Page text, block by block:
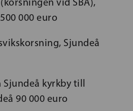
000 euro
Sjundeå
kyrkby till
90 000 euro